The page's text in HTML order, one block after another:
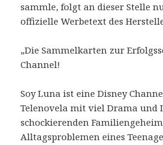
sammle, folgt an dieser Stelle
offizielle Werbetext des
„Die Sammelkarten zur
Channel!
Soy Luna ist eine Disney
Telenovela mit viel Drama und
schockierenden
Alltagsproblemen eines